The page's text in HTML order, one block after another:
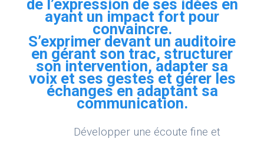
de l’expression de ses idées en
ayant un impact fort pour
convaincre.
S’exprimer devant un auditoire
en gérant son trac, structurer
son intervention, adapter sa
voix et ses gestes et gérer les
échanges en adaptant sa
communication.
Développer une écoute fine et